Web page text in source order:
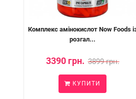
Комплекс амінокислот Now Foods
розгал...
3390 грн. 3899 грн.
КУПИТИ